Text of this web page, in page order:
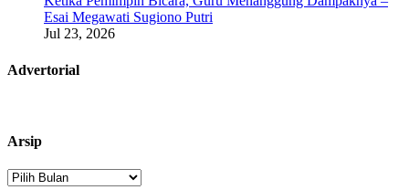
Esai Megawati Sugiono Putri
Jul 23, 2026
Advertorial
Arsip
Arsip